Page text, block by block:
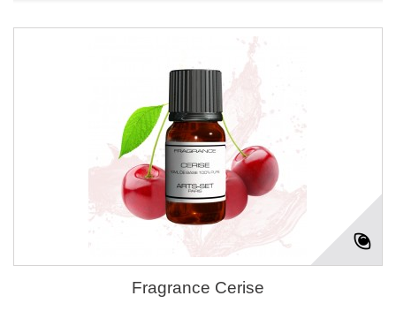
Fragrance Cerise